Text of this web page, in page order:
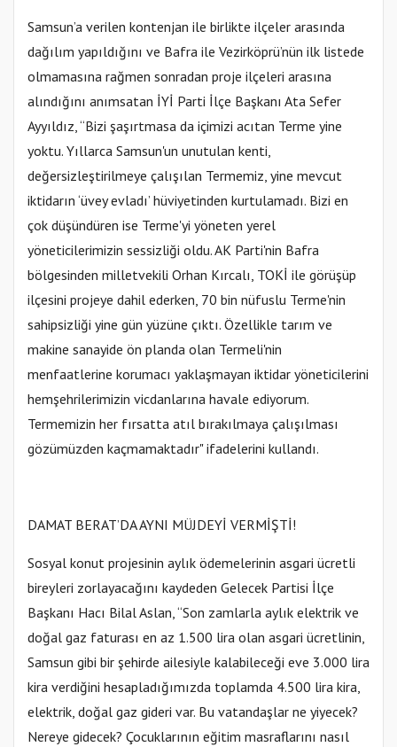
Samsun’a verilen kontenjan ile birlikte ilçeler arasında
dağılım yapıldığını ve Bafra ile Vezirköprü’nün ilk listede
olmamasına rağmen sonradan proje ilçeleri arasına
alındığını anımsatan İYİ Parti İlçe Başkanı Ata Sefer
Ayyıldız, “Bizi şaşırtmasa da içimizi acıtan Terme yine
yoktu. Yıllarca Samsun'un unutulan kenti,
değersizleştirilmeye çalışılan Termemiz, yine mevcut
iktidarın ‘üvey evladı’ hüviyetinden kurtulamadı. Bizi en
çok düşündüren ise Terme'yi yöneten yerel
yöneticilerimizin sessizliği oldu. AK Parti'nin Bafra
bölgesinden milletvekili Orhan Kırcalı, TOKİ ile görüşüp
ilçesini projeye dahil ederken, 70 bin nüfuslu Terme'nin
sahipsizliği yine gün yüzüne çıktı. Özellikle tarım ve
makine sanayide ön planda olan Termeli'nin
menfaatlerine korumacı yaklaşmayan iktidar yöneticilerini
hemşehrilerimizin vicdanlarına havale ediyorum.
Termemizin her fırsatta atıl bırakılmaya çalışılması
gözümüzden kaçmamaktadır" ifadelerini kullandı.
DAMAT BERAT’DA AYNI MÜJDEYİ VERMİŞTİ!
Sosyal konut projesinin aylık ödemelerinin asgari ücretli
bireyleri zorlayacağını kaydeden Gelecek Partisi İlçe
Başkanı Hacı Bilal Aslan, “Son zamlarla aylık elektrik ve
doğal gaz faturası en az 1.500 lira olan asgari ücretlinin,
Samsun gibi bir şehirde ailesiyle kalabileceği eve 3.000 lira
kira verdiğini hesapladığımızda toplamda 4.500 lira kira,
elektrik, doğal gaz gideri var. Bu vatandaşlar ne yiyecek?
Nereye gidecek? Çocuklarının eğitim masraflarını nasıl